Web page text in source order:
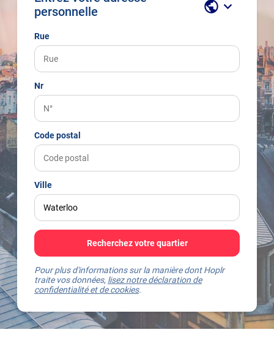
personnelle
public keyboard_arrow_down
Rue
Nr
Code postal
Ville
Recherchez votre quartier
Pour plus d'informations sur la manière dont Hoplr
traite vos données, lisez notre déclaration de
confidentialité et de cookies.